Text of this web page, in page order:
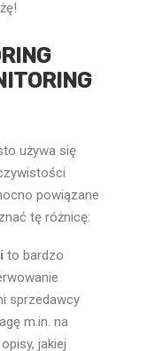
używa się
powiązane
tę różnicę:
to bardzo
sprzedawcy
m.in. na
jakiej